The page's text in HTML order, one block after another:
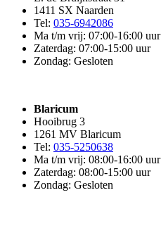
1411 SX Naarden
Tel: 035-6942086
Ma t/m vrij: 07:00-16:00 uur
Zaterdag: 07:00-15:00 uur
Zondag: Gesloten
Blaricum
Hooibrug 3
1261 MV Blaricum
Tel: 035-5250638
Ma t/m vrij: 08:00-16:00 uur
Zaterdag: 08:00-15:00 uur
Zondag: Gesloten